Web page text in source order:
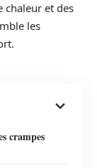
chaleur et des
les
crampes